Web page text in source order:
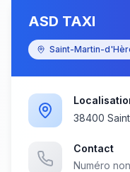
ASD TAXI
Saint-Martin-
38400
Contact
Numéro